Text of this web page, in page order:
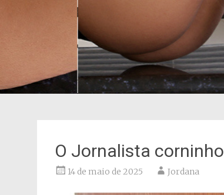
O Jornalista corninho
14 de maio de 2025 Jordana